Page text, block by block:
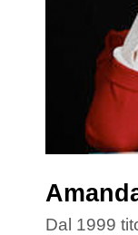
Dal 1999